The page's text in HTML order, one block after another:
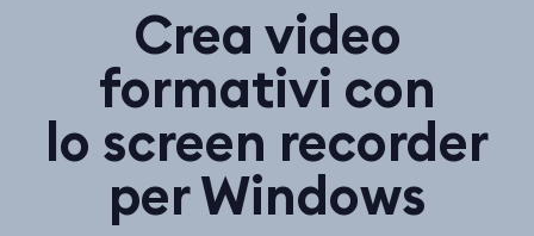
+39 069 480 45 39
support@ispring.it
Crea video
formativi con
lo screen recorder
per Windows